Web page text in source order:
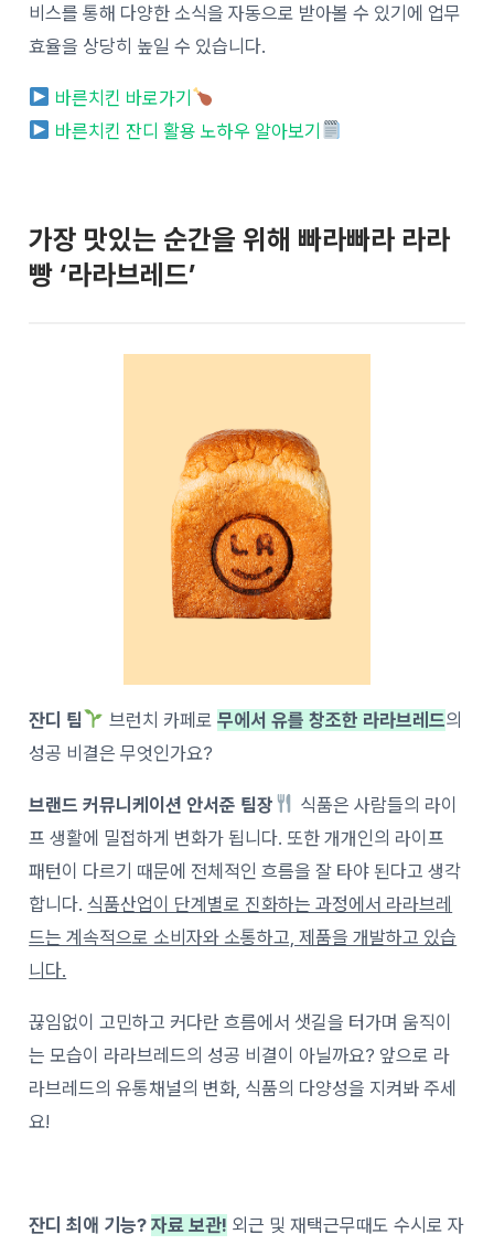
비스를 통해 다양한 소식을 자동으로 받아볼 수 있기에 업무
효율을 상당히 높일 수 있습니다.
바른치킨 바로가기
바른치킨 잔디 활용 노하우 알아보기
가장 맛있는 순간을 위해 빠라빠라 라라
빵 ‘라라브레드’
잔디 팀 브런치 카페로 무에서 유를 창조한 라라브레드의
성공 비결은 무엇인가요?
브랜드 커뮤니케이션 안서준 팀장
식품은 사람들의 라이
프 생활에 밀접하게 변화가 됩니다. 또한 개개인의 라이프
패턴이 다르기 때문에 전체적인 흐름을 잘 타야 된다고 생각
합니다. 식품산업이 단계별로 진화하는 과정에서 라라브레
드는 계속적으로 소비자와 소통하고, 제품을 개발하고 있습
니다.
끊임없이 고민하고 커다란 흐름에서 샛길을 터가며 움직이
는 모습이 라라브레드의 성공 비결이 아닐까요? 앞으로 라
라브레드의 유통채널의 변화, 식품의 다양성을 지켜봐 주세
요!
잔디 최애 기능?자료 보관! 외근 및 재택근무때도 수시로 자